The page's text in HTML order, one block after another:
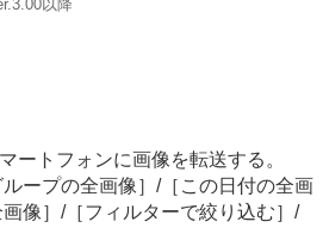
以降
ートフォンに画像を転送する。
ープの全画像］ /［この日付の全画
像］ /［フィルターで絞り込む］ /